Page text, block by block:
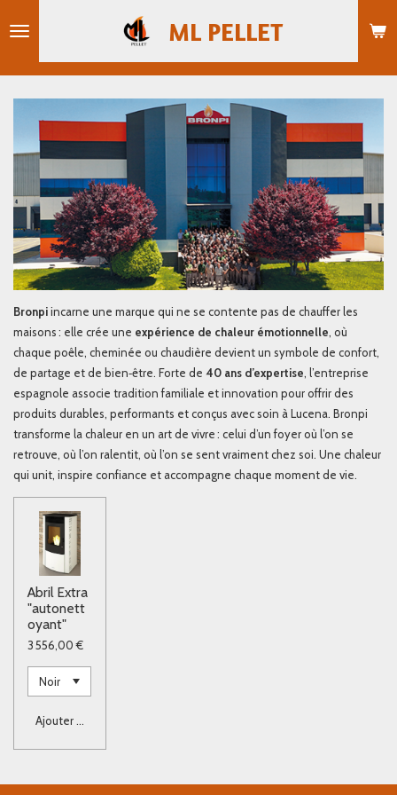
au
contenu
principal
ML PELLET
Bronpiincarne une marque qui ne se contente pas de chauffer les
maisons : elle crée une expérience de chaleur émotionnelle, où
chaque poêle, cheminée ou chaudière devient un symbole de confort,
de partage et de bien‑être. Forte de 40 ans d’expertise, l’entreprise
espagnole associe tradition familiale et innovation pour offrir des
produits durables, performants et conçus avec soin à Lucena. Bronpi
transforme la chaleur en un art de vivre : celui d’un foyer où l’on se
retrouve, où l’on ralentit, où l’on se sent vraiment chez soi. Une chaleur
qui unit, inspire confiance et accompagne chaque moment de vie.
Abril Extra
"autonett
oyant"
3 556,00 €
Ajouter au panier